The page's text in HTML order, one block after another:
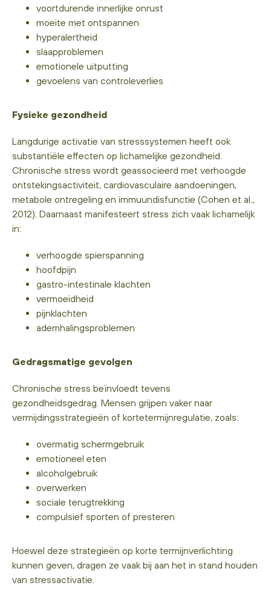
voortdurende innerlijke onrust
moeite met ontspannen
hyperalertheid
slaapproblemen
emotionele uitputting
gevoelens van controleverlies
Fysieke gezondheid
Langdurige activatie van stresssystemen heeft ook
substantiële effecten op lichamelijke gezondheid.
Chronische stress wordt geassocieerd met verhoogde
ontstekingsactiviteit, cardiovasculaire aandoeningen,
metabole ontregeling en immuundisfunctie (Cohen et al.,
2012). Daarnaast manifesteert stress zich vaak lichamelijk
in:
verhoogde spierspanning
hoofdpijn
gastro-intestinale klachten
vermoeidheid
pijnklachten
ademhalingsproblemen
Gedragsmatige gevolgen
Chronische stress beïnvloedt tevens
gezondheidsgedrag. Mensen grijpen vaker naar
vermijdingsstrategieën of kortetermijnregulatie, zoals:
overmatig schermgebruik
emotioneel eten
alcoholgebruik
overwerken
sociale terugtrekking
compulsief sporten of presteren
Hoewel deze strategieën op korte termijnverlichting
kunnen geven, dragen ze vaak bij aan het in stand houden
van stressactivatie.